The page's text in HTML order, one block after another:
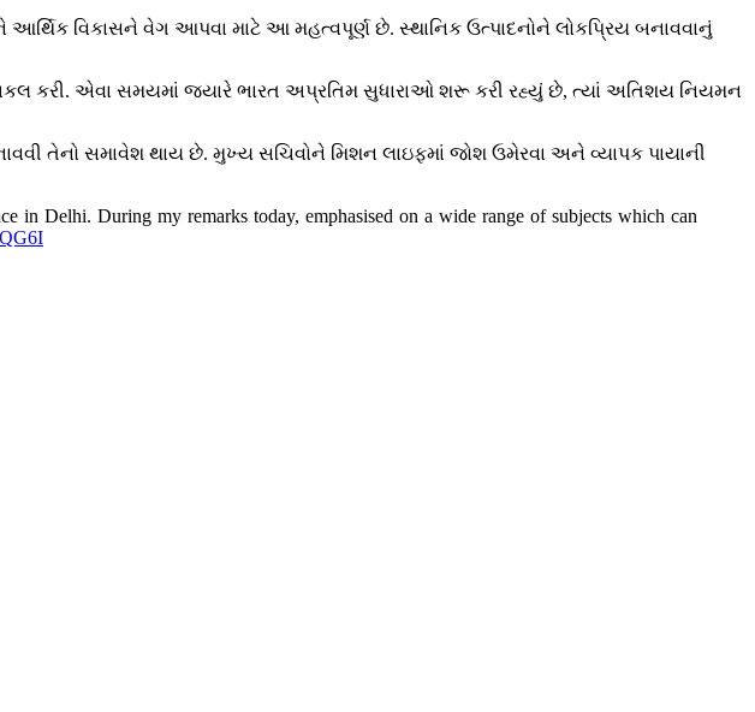
વિકાસને વેગ આપવા માટે આ મહત્વપૂર્ણ છે. સ્થાનિક ઉત્પાદનોને લોકપ્રિય બનાવવાનું
કરી. એવા સમયમાં જ્યારે ભારત અપ્રતિમ સુધારાઓ શરૂ કરી રહ્યું છે, ત્યાં અતિશય નિયમન
તેનો સમાવેશ થાય છે. મુખ્ય સચિવોને મિશન લાઇફમાં જોશ ઉમેરવા અને વ્યાપક પાયાની
in Delhi. During my remarks today, emphasised on a wide range of subjects which can